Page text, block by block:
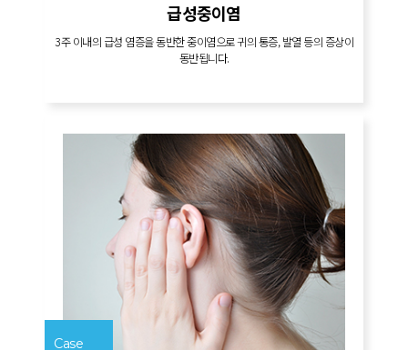
급성중이염
3주 이내의 급성 염증을 동반한 중이염으로 귀의 통증, 발열 등의 증상이
동반됩니다.
Case